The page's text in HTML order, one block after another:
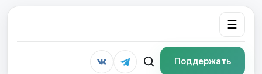
☰
Поддержать